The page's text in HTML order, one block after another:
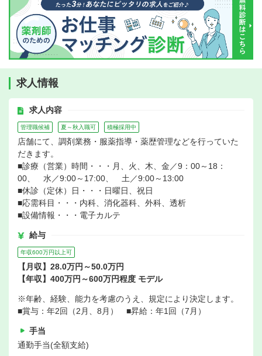
求人情報
求人内容
管理職候補 夏～秋入職可 積極採用中
店舗にて、調剤業務・服薬指導・薬歴管理などを行っていた
だきます。
■診療（営業）時間・・・月、火、木、金／9：00～18：
00、 水／9:00～17:00、 土／9:00～13:00
■休診（定休）日・・・日曜日、祝日
■応需科目・・・内科、消化器科、外科、透析
■設備情報・・・電子カルテ
給与
年収600万円以上可
【月収】28.0万円～50.0万円
【年収】400万円～600万円程度 モデル
※年齢、経験、能力を考慮のうえ、規定により決定します。
■賞与：年2回（2月、8月） ■昇給：年1回（7月）
手当
通勤手当(全額支給)